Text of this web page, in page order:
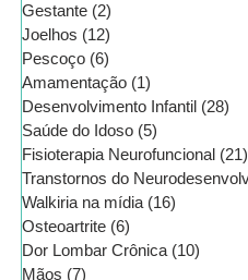
CATEGORIAS
Gestante (2)
Joelhos (12)
Pescoço (6)
Amamentação (1)
Desenvolvimento Infantil (28)
Saúde do Idoso (5)
Fisioterapia Neurofuncional (21)
Walkiria na mídia (16)
Osteoartrite (6)
Dor Lombar Crônica (10)
Mãos (7)